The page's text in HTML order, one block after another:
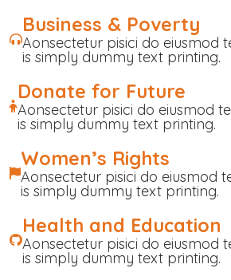
Business & Poverty
Aonsectetur pisici do eiusmod
is simply dummy text printing.
Donate for Future
Aonsectetur pisici do eiusmod
is simply dummy text printing.
Women’s Rights
Aonsectetur pisici do eiusmod
is simply dummy text printing.
Health and Education
Aonsectetur pisici do eiusmod
is simply dummy text printing.